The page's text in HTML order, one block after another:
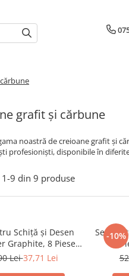
grafit și cărbune
noastră de creioane grafit și
profesioniști, disponibile în
1-9 din 9 produse
Schiță și Desen
Graphite, 8 Piese,
Castell
Lei37,71 Lei
-10%
Set
7